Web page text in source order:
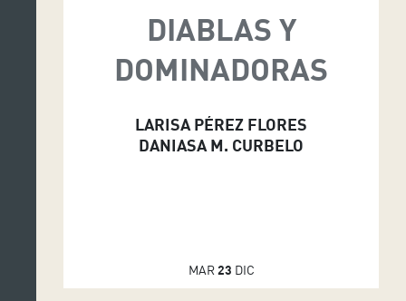
DIABLAS Y
DOMINADORAS
LARISA PÉREZ FLORES
DANIASA M. CURBELO
MAR23 DIC